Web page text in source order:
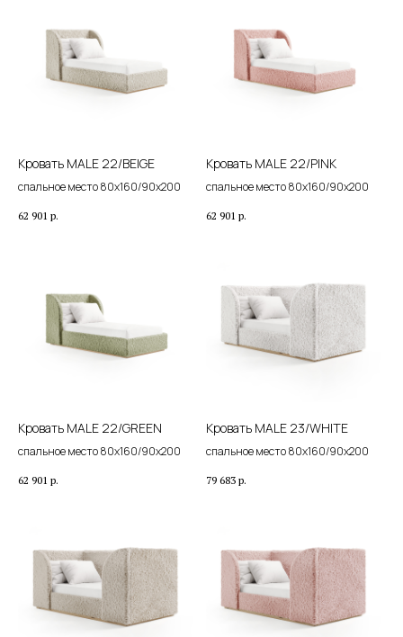
Кровать MALE 22/BEIGE
спальное место 80х160/90х200
62 901 р.
Кровать MALE 22/PINK
спальное место 80х160/90х200
62 901 р.
Кровать MALE 22/GREEN
спальное место 80х160/90х200
62 901 р.
Кровать MALE 23/WHITE
спальное место 80х160/90х200
79 683 р.